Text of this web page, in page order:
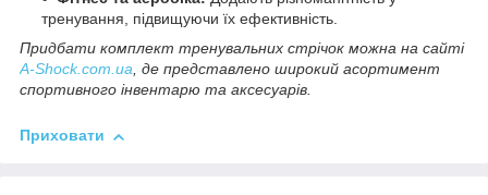
тренування, підвищуючи їх ефективність.
Придбати комплект тренувальних стрічок можна на сайті
A-Shock.com.ua, де представлено широкий асортимент
спортивного інвентарю та аксесуарів.
Приховати